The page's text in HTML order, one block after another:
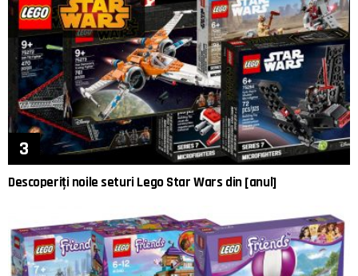
Descoperiți noile seturi Lego Star Wars din [anul]